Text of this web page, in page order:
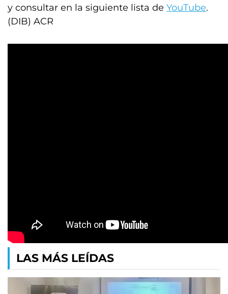
y consultar en la siguiente lista de YouTube.
(DIB) ACR
LAS MÁS LEÍDAS